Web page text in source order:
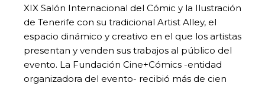
XIX Salón Internacional del Cómic y la Ilustración
de Tenerife con su tradicional Artist Alley, el
espacio dinámico y creativo en el que los artistas
presentan y venden sus trabajos al público del
evento. La Fundación Cine+Cómics -entidad
organizadora del evento- recibió más de cien